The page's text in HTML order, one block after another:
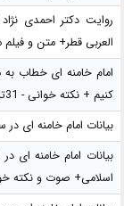
روایت دکتر احمدی
العربی قطر+ متن و
امام خامنه ای خطاب به
کنیم + نکته خوانی - 31تیر99
بیانات امام خامنه ای در
بیانات امام خامنه ای
اسلامی+ صوت و نکته خوانی-